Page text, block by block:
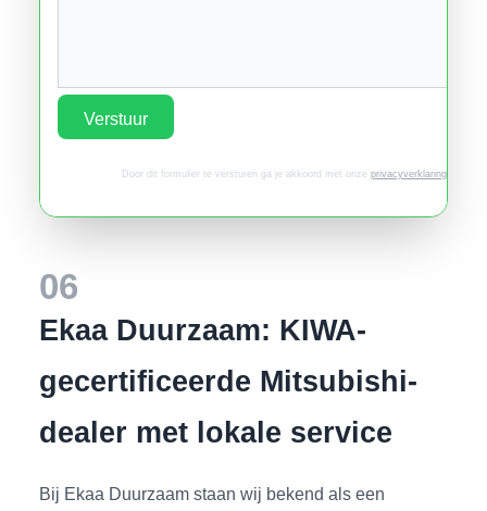
Verstuur
Door dit formulier te versturen ga je akkoord met onze privacyverklaring.
06
Ekaa Duurzaam: KIWA-
gecertificeerde Mitsubishi-
dealer met lokale service
Bij Ekaa Duurzaam staan wij bekend als een